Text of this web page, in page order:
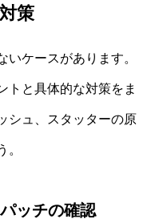
策
ケースがあります。
トと具体的な対策をま
シュ、スタッターの原
。
ッチの確認